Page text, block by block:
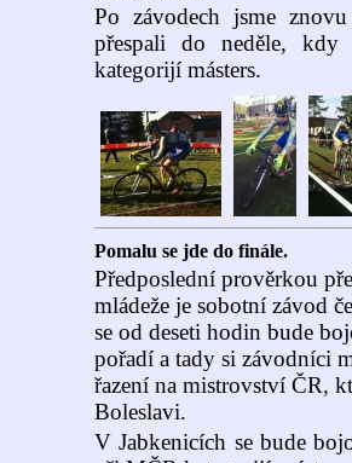
Po závodech jsme
přespali do neděle,
kategorijí másters.
Pomalu se jde do finále.
Předposlední prověrkou
mládeže je sobotní závod
se od deseti hodin bude
pořadí a tady si závodníci
řazení na mistrovství ČR,
Boleslavi.
V Jabkenicích se bude